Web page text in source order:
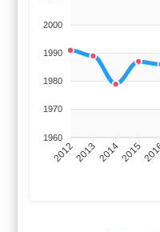
2000
1990
1980
1970
1960
2012201320142015